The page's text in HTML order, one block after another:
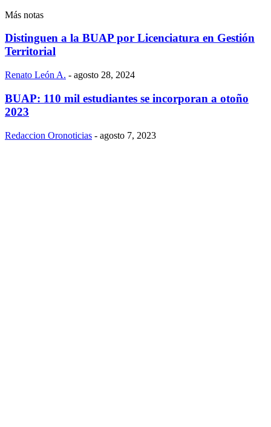
Más notas
Distinguen a la BUAP por Licenciatura en Gestión
Territorial
Renato León A. - agosto 28, 2024
BUAP: 110 mil estudiantes se incorporan a otoño
2023
Redaccion Oronoticias - agosto 7, 2023